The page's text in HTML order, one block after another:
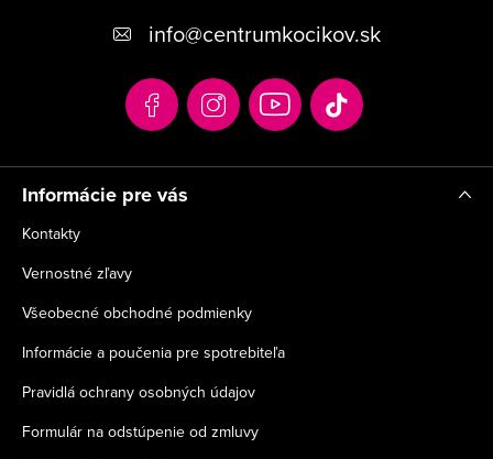
e
info@centrumkocikov.sk
Informácie pre vás
Kontakty
Vernostné zľavy
Všeobecné obchodné podmienky
Informácie a poučenia pre spotrebiteľa
Pravidlá ochrany osobných údajov
Formulár na odstúpenie od zmluvy